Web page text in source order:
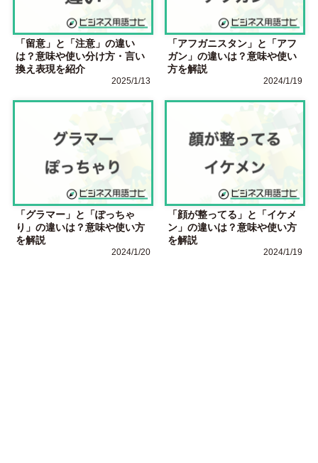
「留意」と「注意」の違い
は？意味や使い分け方・言い
換え表現を紹介
2025/1/13
「アフガニスタン」と「アフ
ガン」の違いは？意味や使い
方を解説
2024/1/19
「グラマー」と「ぽっちゃ
り」の違いは？意味や使い方
を解説
2024/1/20
「顔が整ってる」と「イケメ
ン」の違いは？意味や使い方
を解説
2024/1/19